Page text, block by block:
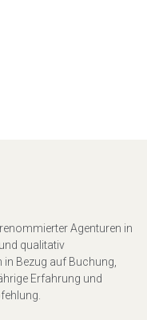
Agenturen in
qualitativ
Bezug auf Buchung,
Erfahrung und